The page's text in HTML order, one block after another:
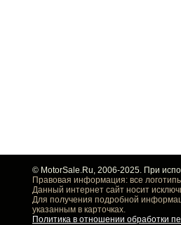
© MotorSale.Ru, 2006-2025. При
Правовая информация: все
Данный интернет сайт носит
Для получения подробной
указанным в карточках.
Политика в отношении обработки